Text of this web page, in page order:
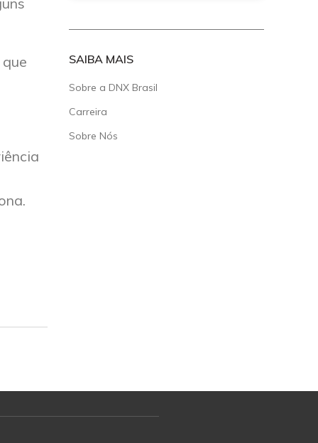
SAIBA MAIS
Sobre a DNX Brasil
Carreira
Sobre Nós